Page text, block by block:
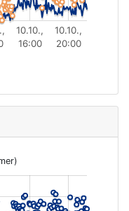
10.10.,
16:00
10.10.,
20:00